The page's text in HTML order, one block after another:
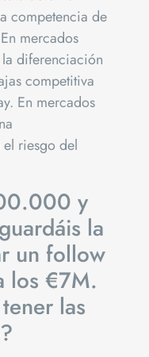
competencia de
mercados
diferenciación
competitiva
En mercados
riesgo del
y
la
un follow
los €7M.
las